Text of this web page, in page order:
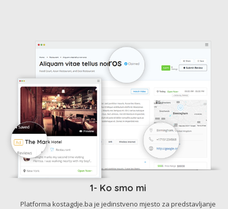
1- Ko smo mi
Platforma kostagdje.ba je jedinstveno mjesto za predstavljanje